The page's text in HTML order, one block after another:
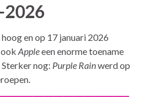
2026
en op 17 januari 2026
Appleeen enorme toename
nog: Purple Rainwerd op